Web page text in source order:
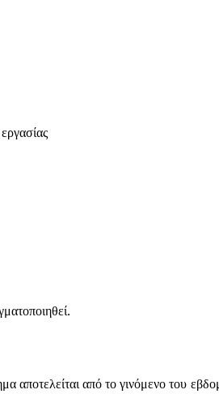
αποτελείται από το γινόμενο του